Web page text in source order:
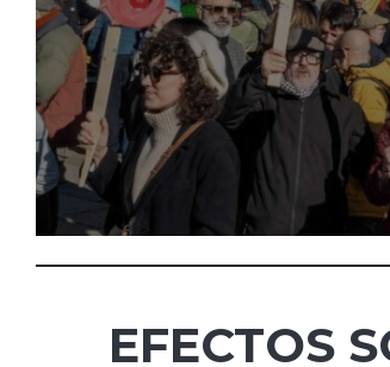
EFECTOS